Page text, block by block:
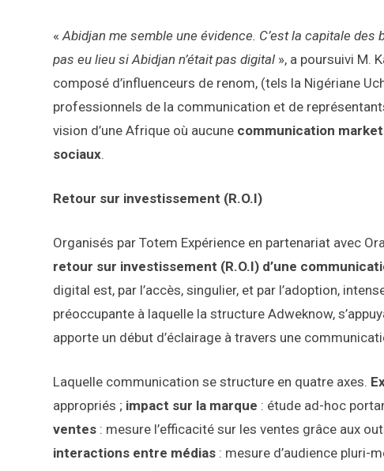
«Abidjan me semble une évidence. C’est la capitale des
pas eu lieu si Abidjan n’était pas digital », a poursuivi M.
composé d’influenceurs de renom, (tels la Nigériane
professionnels de la communication et de
vision d’une Afrique où aucune communication
sociaux.
Retour sur investissement (R.O.I)
Organisés par Totem Expérience en partenariat avec
retour sur investissement (R.O.I) d’une
digital est, par l’accès, singulier, et par l’adoption,
préoccupante à laquelle la structure Adweknow,
apporte un début d’éclairage à travers une
Laquelle communication se structure en quatre axes.
appropriés ; impact sur la marque : étude ad-hoc
ventes : mesure l’efficacité sur les ventes grâce aux
interactions entre médias : mesure d’audience pluri-